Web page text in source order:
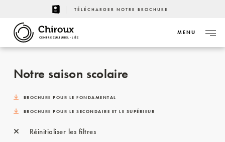
TÉLÉCHARGER NOTRE BROCHURE
CENTRE CULTUREL - LIÈGE
MENU
Notre saison scolaire
BROCHURE POUR LE FONDAMENTAL
BROCHURE POUR LE SECONDAIRE ET LE SUPÉRIEUR
Réinitialiser les filtres